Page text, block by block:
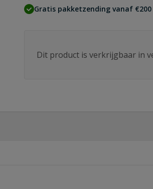
Gratis pakketzending vanaf €200
Dit product is verkrijgbaar in